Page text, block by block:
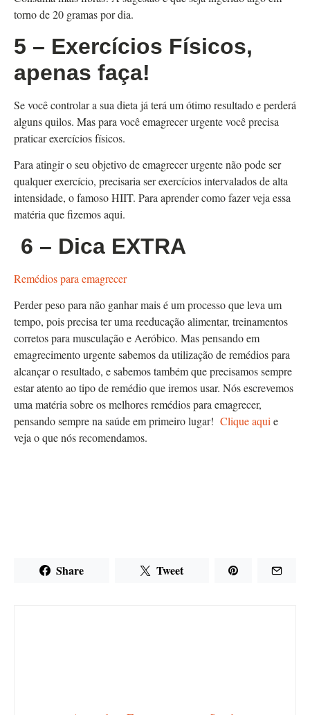
torno de 20 gramas por dia.
5 – Exercícios Físicos,
apenas faça!
Se você controlar a sua dieta já terá um ótimo resultado e perderá
alguns quilos. Mas para você emagrecer urgente você precisa
praticar exercícios físicos.
Para atingir o seu objetivo de emagrecer urgente não pode ser
qualquer exercício, precisaria ser exercícios intervalados de alta
intensidade, o famoso HIIT. Para aprender como fazer veja essa
matéria que fizemos aqui.
6 – Dica EXTRA
Remédios para emagrecer
Perder peso para não ganhar mais é um processo que leva um
tempo, pois precisa ter uma reeducação alimentar, treinamentos
corretos para musculação e Aeróbico. Mas pensando em
emagrecimento urgente sabemos da utilização de remédios para
alcançar o resultado, e sabemos também que precisamos sempre
estar atento ao tipo de remédio que iremos usar. Nós escrevemos
uma matéria sobre os melhores remédios para emagrecer,
pensando sempre na saúde em primeiro lugar! Clique aqui e
veja o que nós recomendamos.
Share Tweet